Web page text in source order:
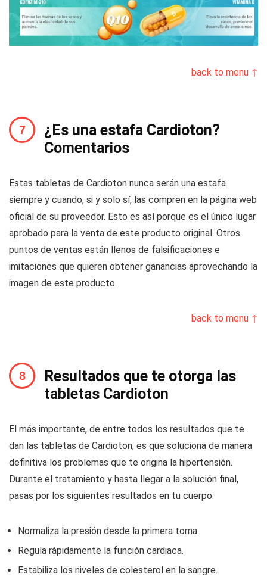
back to menu ↑
¿Es una estafa Cardioton?
Comentarios
Estas tabletas de Cardioton nunca serán una estafa
siempre y cuando, si y solo sí, las compren en la página web
oficial de su proveedor. Esto es así porque es el único lugar
aprobado para la venta de este producto original. Otros
puntos de ventas están llenos de falsificaciones e
imitaciones que quieren obtener ganancias aprovechando la
imagen de este producto.
back to menu ↑
Resultados que te otorga las
tabletas Cardioton
El más importante, de entre todos los resultados que te
dan las tabletas de Cardioton, es que soluciona de manera
definitiva los problemas que te origina la hipertensión.
Durante el tratamiento y hasta llegar a la solución final,
pasas por los siguientes resultados en tu cuerpo:
Normaliza la presión desde la primera toma.
Regula rápidamente la función cardiaca.
Estabiliza los niveles de colesterol en la sangre.